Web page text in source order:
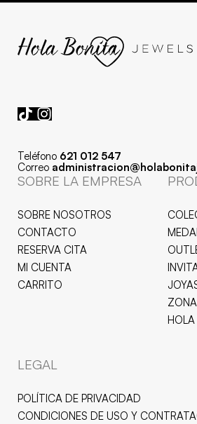
Teléfono 621 012 547
Correo
SOBRE LA EMPRESA
SOBRE NOSOTROS
CONTACTO
RESERVA CITA
MI CUENTA
CARRITO
LEGAL
POLÍTICA DE PRIVACIDAD
CONDICIONES DE USO Y